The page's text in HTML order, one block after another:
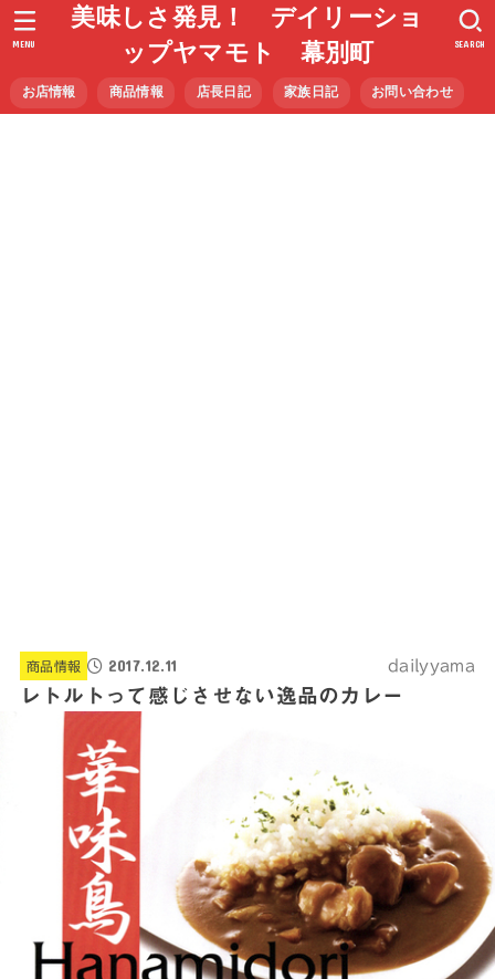
美味しさ発見！ デイリーショ
ップヤマモト 幕別町
お店情報 商品情報 店長日記 家族日記 お問い合わせ
SEARCH
MENU
商品情報 2017.12.11 dailyyama
レトルトって感じさせない逸品のカレー